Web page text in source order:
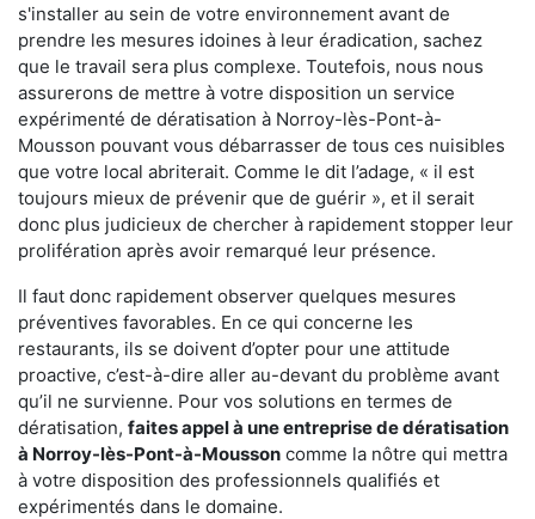
s'installer au sein de votre environnement avant de
prendre les mesures idoines à leur éradication, sachez
que le travail sera plus complexe. Toutefois, nous nous
assurerons de mettre à votre disposition un service
expérimenté de dératisation à Norroy-lès-Pont-à-
Mousson pouvant vous débarrasser de tous ces nuisibles
que votre local abriterait. Comme le dit l’adage, « il est
toujours mieux de prévenir que de guérir », et il serait
donc plus judicieux de chercher à rapidement stopper leur
prolifération après avoir remarqué leur présence.
Il faut donc rapidement observer quelques mesures
préventives favorables. En ce qui concerne les
restaurants, ils se doivent d’opter pour une attitude
proactive, c’est-à-dire aller au-devant du problème avant
qu’il ne survienne. Pour vos solutions en termes de
dératisation, faites appel à une entreprise de dératisation
à Norroy-lès-Pont-à-Mousson comme la nôtre qui mettra
à votre disposition des professionnels qualifiés et
expérimentés dans le domaine.